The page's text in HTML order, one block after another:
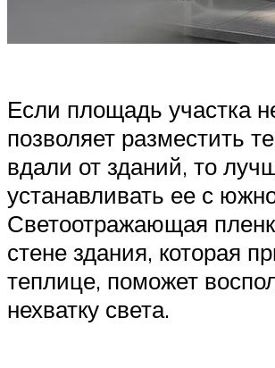
Если площадь участка
позволяет разместить
вдали от зданий, то
устанавливать ее с
Светоотражающая
стене здания, которая
теплице, поможет
нехватку света.